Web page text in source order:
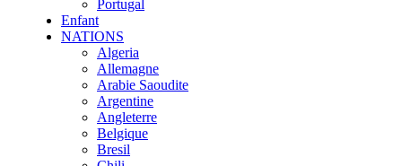
Portugal
Enfant
NATIONS
Algeria
Allemagne
Arabie Saoudite
Argentine
Angleterre
Belgique
Bresil